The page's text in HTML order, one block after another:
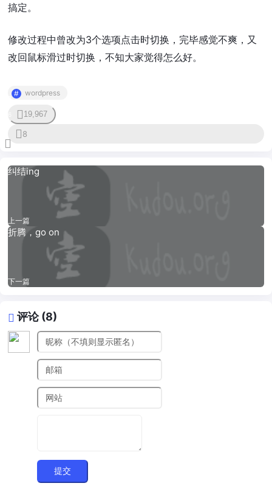
搞定。
修改过程中曾改为3个选项点击时切换，完毕感觉不爽，又
改回鼠标滑过时切换，不知大家觉得怎么好。
wordpress
19,967
8
纠结ing
上一篇
折腾，go on
下一篇
评论 (8)
提交